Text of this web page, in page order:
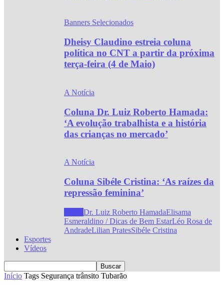
Banners Selecionados
Dheisy Claudino estreia coluna
política no CNT a partir da próxima
terça-feira (4 de Maio)
A Notícia
Coluna Dr. Luiz Roberto Hamada:
‘A evolução trabalhista e a história
das crianças no mercado’
A Notícia
Coluna Sibéle Cristina: ‘As raízes da
repressão feminina’
Dr. Luiz Roberto HamadaElisama
Esmeraldino / Dicas de Bem EstarLéo Rosa de
AndradeLilian PratesSibéle Cristina
Esportes
Vídeos
Início Tags Segurança trânsito Tubarão